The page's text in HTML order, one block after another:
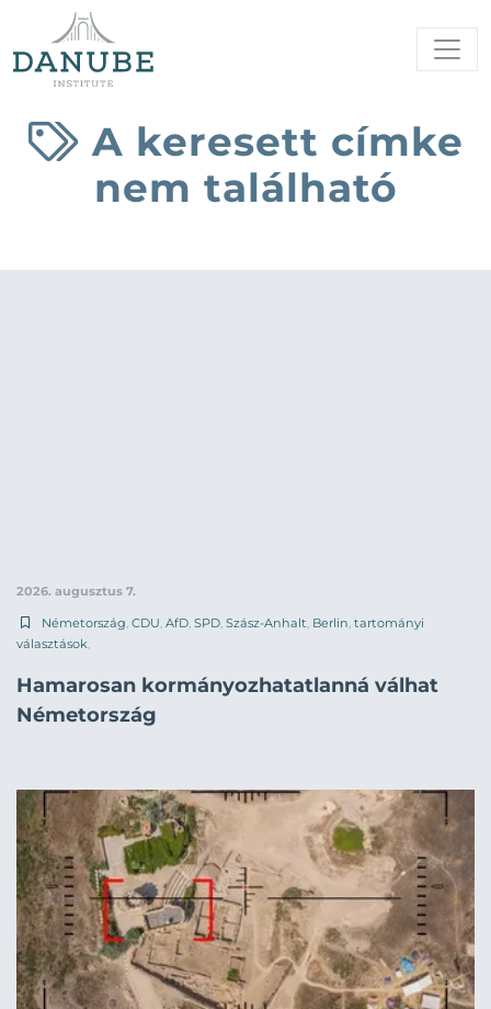
A keresett címke
nem található
2026. augusztus 7.
Németország CDU AfD SPD Szász-Anhalt Berlin tartományi
választások
Hamarosan kormányozhatatlanná válhat
Németország